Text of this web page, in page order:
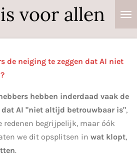
voor allen
de neiging te zeggen dat AI niet
hebben inderdaad vaak de
dat AI "niet altijd betrouwbaar is",
redenen begrijpelijk, maar óók
we dit opsplitsen in wat klopt,
.